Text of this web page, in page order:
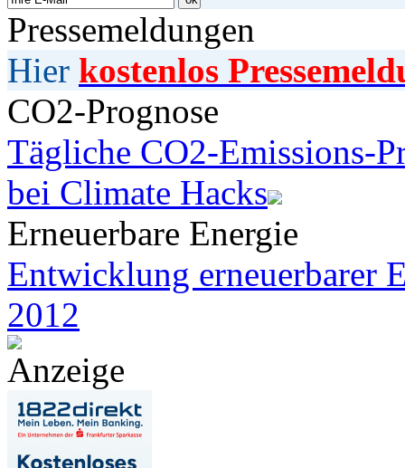
Pressemeldungen
Hier kostenlos
CO2-Prognose
Tägliche CO2-Emissions-
bei Climate Hacks
Erneuerbare Energie
Entwicklung erneuerbarer
2012
Anzeige